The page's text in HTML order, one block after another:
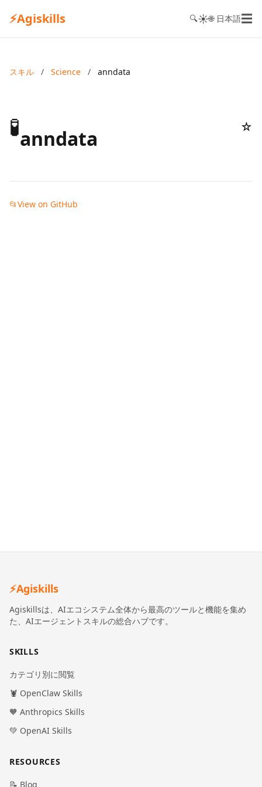
⚡Agiskills 🔍☀️🌐 日本語☰
スキル / Science / anndata
🧪anndata ☆
📂View on GitHub
⚡Agiskills
Agiskillsは、AIエコシステム全体から最高のツールと機能を集め
た、AIエージェントスキルの総合ハブです。
SKILLS
カテゴリ別に閲覧
🦞 OpenClaw Skills
🧡 Anthropics Skills
💚 OpenAI Skills
RESOURCES
📝 Blog